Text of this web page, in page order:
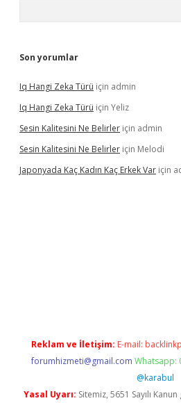
Son yorumlar
Iq Hangi Zeka Türü için admin
Iq Hangi Zeka Türü için Yeliz
Sesin Kalitesini Ne Belirler için admin
Sesin Kalitesini Ne Belirler için Melodi
Japonyada Kaç Kadın Kaç Erkek Var için
Reklam ve İletişim: E-mail:
forumhizmeti@gmail.com Whatsapp:
@karabul
Yasal Uyarı: Sitemiz, 5651 Sayılı